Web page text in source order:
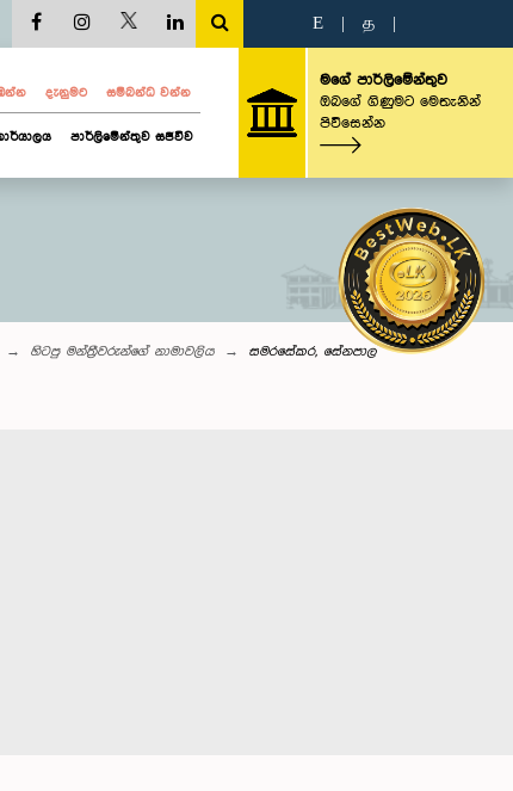
E த
දැනුමට සම්බන්ධ වන්න
පාර්ලිමේන්තුව සජීවීව
මගේ පාර්ලිමේන්තුව
ඔබගේ ගිණුමට මෙතැනින්
පිවිසෙන්න
හිටපු මන්ත්‍රීවරුන්ගේ නාමාවලිය සමරසේකර, සේනපාල